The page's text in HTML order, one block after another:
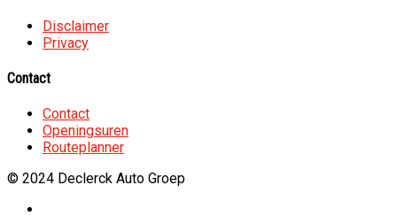
Disclaimer
Privacy
Contact
Contact
Openingsuren
Routeplanner
© 2024 Declerck Auto Groep